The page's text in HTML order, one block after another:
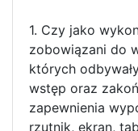
1. Czy jako
zobowiązani do
których
wstęp oraz
zapewnienia
rzutnik, ekran,